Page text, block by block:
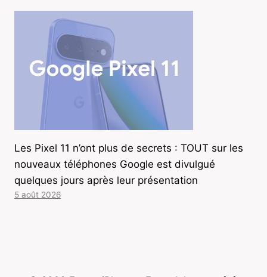
Les Pixel 11 n’ont plus de secrets : TOUT sur les
nouveaux téléphones Google est divulgué
quelques jours après leur présentation
5 août 2026